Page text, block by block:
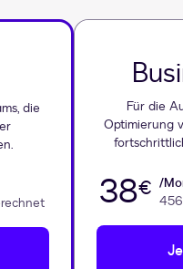
die
Für die
Optimierung
38€ /